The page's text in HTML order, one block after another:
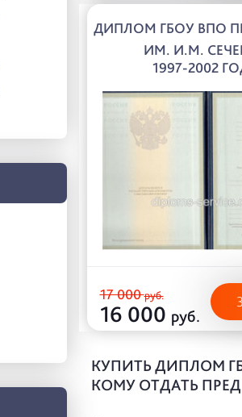
ДИПЛОМ ГБОУ ВПО
ИМ. И.М.
1997-2002
17 000руб.
16 000 руб.
КУПИТЬ ДИПЛОМ
КОМУ ОТДАТЬ